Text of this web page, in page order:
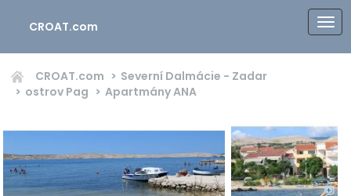
CROAT.com
CROAT.com
Severní Dalmácie - Zadar
ostrov Pag
Apartmány ANA